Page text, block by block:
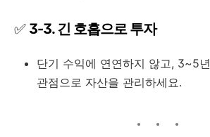
✅ 3-3. 긴 호흡으로 투자
단기 수익에 연연하지 않고, 3~5
관점으로 자산을 관리하세요.